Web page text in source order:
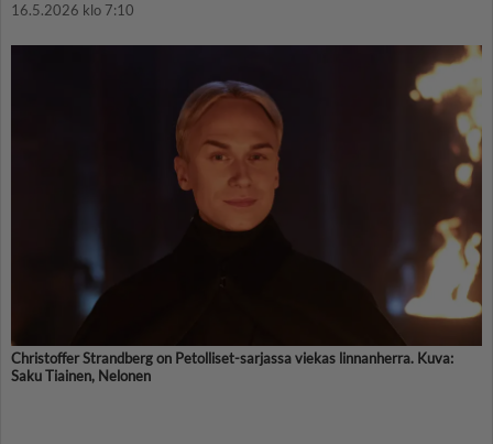
16.5.2026 klo 7:10
Christoffer Strandberg on Petolliset-sarjassa viekas linnanherra. Kuva:
Saku Tiainen, Nelonen